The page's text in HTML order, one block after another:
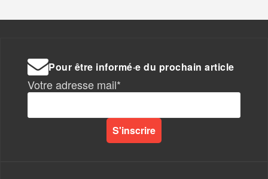
Pour être informé·e du prochain article
Votre adresse mail*